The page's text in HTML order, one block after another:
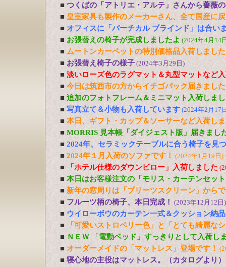
■ つくばの「アトリエ・アルテ」さんから薔薇
■ 皇室家具も製作のメーカーさん、全て国産に
■ オフィスに「バーチカル ブラインド」は合い
■ お張替えの椅子が完成しましたよ (2024年4月14
■ ムートンカーペットの特別価格品入荷しました
■ お張替え椅子の様子 (2024年3月29日)
■ 淡いローズ色のラグマット＆丸型マットなど
■ 今日は筑西市の方からイチゴパック届きました
■ 追加のフォトフレーム＆ミニマット入荷しま
■ 写真立て＆小物も入荷しています (2024年2月17
■ 本日、ギフト・カップ＆ソーサーなど入荷し
■ MORRIS 見本帳「ダイジェスト版」届きまし
■ 2024年、セラミックテーブルに合う椅子を見
■ 2024年１月入荷のソファです！ (2024年1月19日)
■ 「ホテル仕様のダウンピロー」入荷しました
■ 本日はお客様注文の「モリス・カーテンセッ
■ 新年の窓周りは「プリーツスクリーン」から
■ フルーツ柄の椅子、本日完成！ (2023年12月12日)
■ ウイローボウのカーテン一式＆クッション納
■
「可愛いストロベリー色」と「とても綺麗な
■ ＮＥＷ 「電動ベッド」すっきりとして入荷し
■ オーダーメイドの「マットレス」登場です！
■ 寝心地の主役はマットレス。（カタログより）